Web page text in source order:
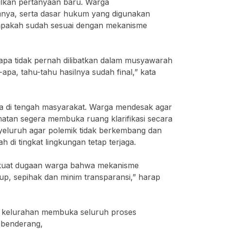
serta dasar hukum yang digunakan
sudah sesuai dengan mekanisme
tidak pernah dilibatkan dalam musyawarah
tahu-tahu hasilnya sudah final,” kata
di tengah masyarakat. Warga mendesak agar
segera membuka ruang klarifikasi secara
agar polemik tidak berkembang dan
di tingkat lingkungan tetap terjaga.
dugaan warga bahwa mekanisme
sepihak dan minim transparansi,” harap
membuka seluruh proses